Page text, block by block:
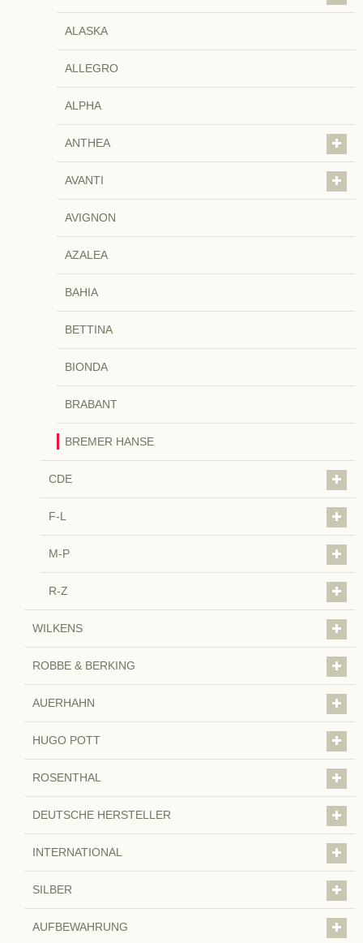
ALASKA
ALLEGRO
ALPHA
ANTHEA
AVANTI
AVIGNON
AZALEA
BAHIA
BETTINA
BIONDA
BRABANT
BREMER HANSE
CDE
F-L
M-P
R-Z
WILKENS
ROBBE & BERKING
AUERHAHN
HUGO POTT
ROSENTHAL
DEUTSCHE HERSTELLER
INTERNATIONAL
SILBER
AUFBEWAHRUNG